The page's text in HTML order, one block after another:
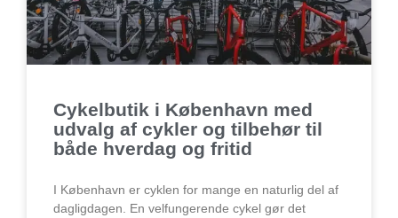
Cykelbutik i København med
udvalg af cykler og tilbehør til
både hverdag og fritid
I København er cyklen for mange en naturlig del af
dagligdagen. En velfungerende cykel gør det